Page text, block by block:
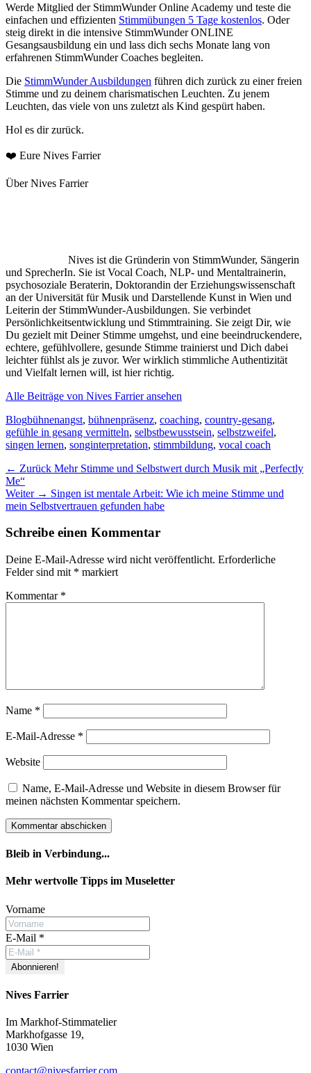
Werde Mitglied der StimmWunder Online Academy und teste die
einfachen und effizienten Stimmübungen 5 Tage kostenlos. Oder
steig direkt in die intensive StimmWunder ONLINE
Gesangsausbildung ein und lass dich sechs Monate lang von
erfahrenen StimmWunder Coaches begleiten.
Die StimmWunder Ausbildungen führen dich zurück zu einer freien
Stimme und zu deinem charismatischen Leuchten. Zu jenem
Leuchten, das viele von uns zuletzt als Kind gespürt haben.
Hol es dir zurück.
❤️ Eure Nives Farrier
Über Nives Farrier
Nives ist die Gründerin von StimmWunder, Sängerin
und SprecherIn. Sie ist Vocal Coach, NLP- und Mentaltrainerin,
psychosoziale Beraterin, Doktorandin der Erziehungswissenschaft
an der Universität für Musik und Darstellende Kunst in Wien und
Leiterin der StimmWunder-Ausbildungen. Sie verbindet
Persönlichkeitsentwicklung und Stimmtraining. Sie zeigt Dir, wie
Du gezielt mit Deiner Stimme umgehst, und eine beeindruckendere,
echtere, gefühlvollere, gesunde Stimme trainierst und Dich dabei
leichter fühlst als je zuvor. Wer wirklich stimmliche Authentizität
und Vielfalt lernen will, ist hier richtig.
Alle Beiträge von Nives Farrier ansehen
Kategorien
BlogSchlagworte
bühnenangst, bühnenpräsenz, coaching, country-gesang,
gefühle in gesang vermitteln, selbstbewusstsein, selbstzweifel,
singen lernen, songinterpretation, stimmbildung, vocal coach
Beitragsnavigation
← Zurück Vorheriger
Mehr Stimme und Selbstwert durch Musik mit „Perfectly
Me“
Weiter → Nächster
Beitrag:
Singen ist mentale Arbeit: Wie ich meine Stimme und
mein Selbstvertrauen gefunden habe
Schreibe einen Kommentar
Deine E-Mail-Adresse wird nicht veröffentlicht. Erforderliche
Felder sind mit * markiert
Kommentar *
Name *
E-Mail-Adresse *
Website
Name, E-Mail-Adresse und Website in diesem Browser für
meinen nächsten Kommentar speichern.
Bleib in Verbindung...
Facebook
YouTube
Instagram
Mehr wertvolle Tipps im Museletter
Vorname
E-Mail *
Nives Farrier
Im Markhof-Stimmatelier
Markhofgasse 19,
1030 Wien